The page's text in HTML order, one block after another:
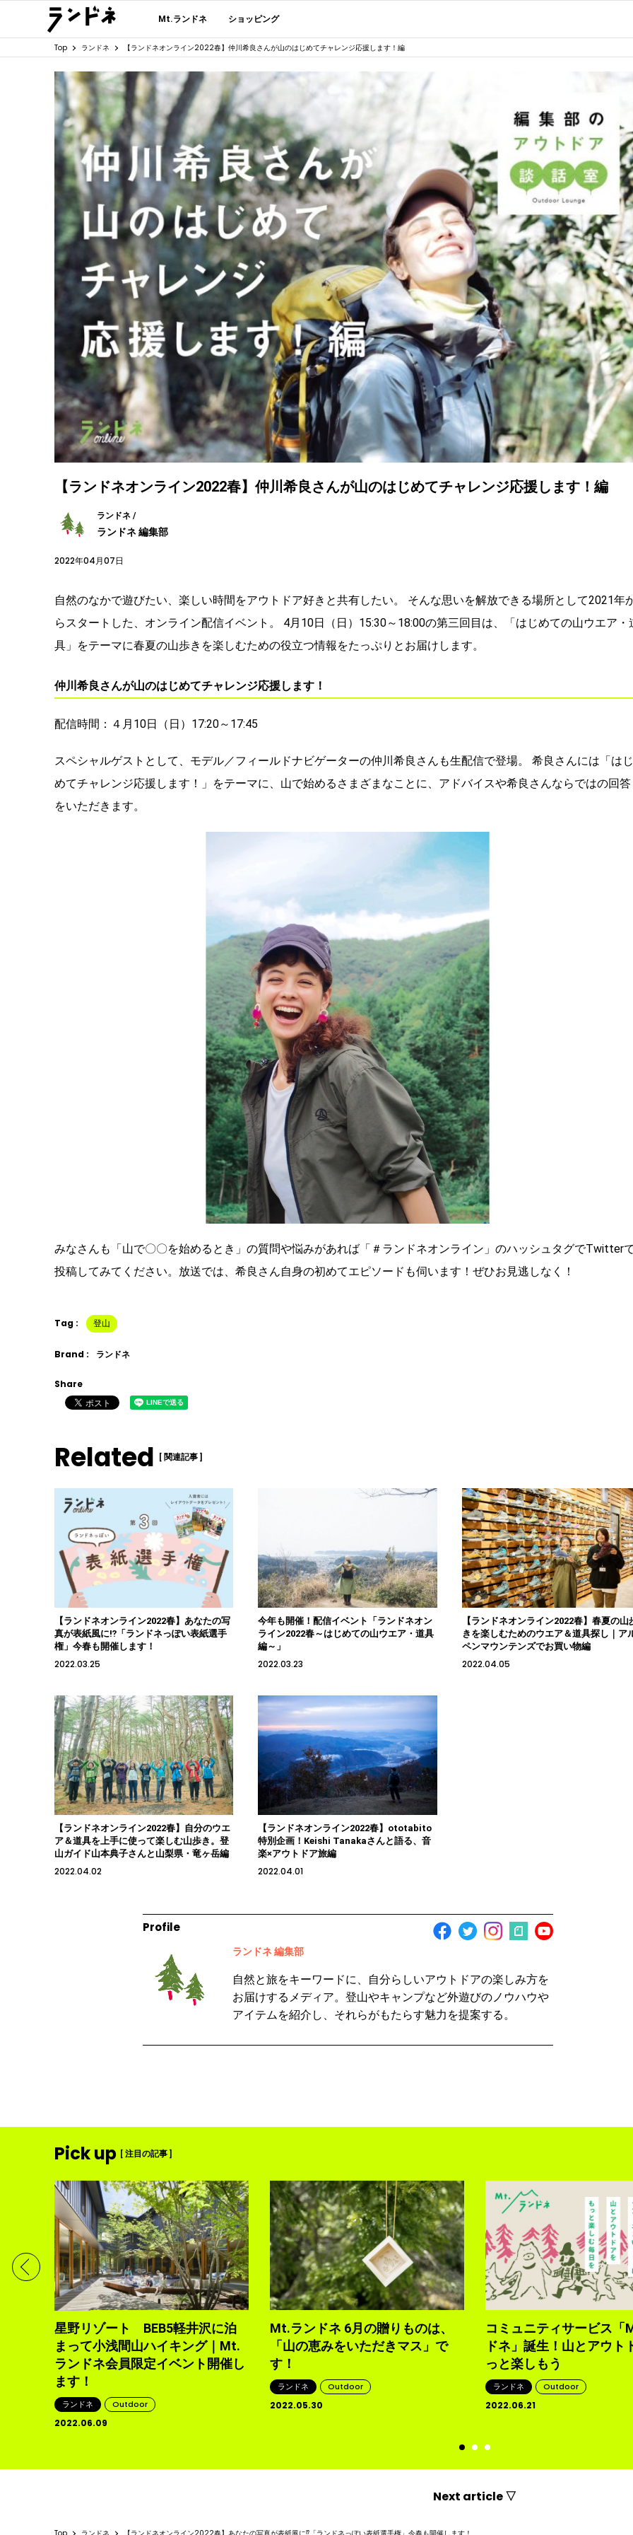
Mt.ランドネ ショッピング
Top ランドネ 【ランドネオンライン2022春】仲川希良さんが山のはじめてチャレンジ応援します！編
【ランドネオンライン2022春】仲川希良さんが山のはじめてチャレンジ応援します！編
ランドネ /
ランドネ 編集部
2022年04月07日
自然のなかで遊びたい、楽しい時間をアウトドア好きと共有したい。 そんな思いを解放できる場所として2021年
らスタートした、オンライン配信イベント。 4月10日（日）15:30～18:00の第三回目は、「はじめての山ウエア・
具」をテーマに春夏の山歩きを楽しむための役立つ情報をたっぷりとお届けします。
仲川希良さんが山のはじめてチャレンジ応援します！
配信時間：４月10日（日）17:20～17:45
スペシャルゲストとして、モデル／フィールドナビゲーターの仲川希良さんも生配信で登場。 希良さんには「はじ
めてチャレンジ応援します！」をテーマに、山で始めるさまざまなことに、アドバイスや希良さんならではの回答
をいただきます。
みなさんも「山で〇〇を始めるとき」の質問や悩みがあれば「＃ランドネオンライン」のハッシュタグでTwitter
投稿してみてください。放送では、希良さん自身の初めてエピソードも伺います！ぜひお見逃しなく！
Tag : 登山
Brand : ランドネ
Share
Related [ 関連記事 ]
【ランドネオンライン2022春】あなたの写
真が表紙風に⁉「ランドネっぽい表紙選手
権」今春も開催します！
2022.03.25
今年も開催！配信イベント「ランドネオン
ライン2022春～はじめての山ウエア・道具
編～」
2022.03.23
【ランドネオンライン2022春】春夏の山
きを楽しむためのウエア＆道具探し｜ア
ペンマウンテンズでお買い物編
2022.04.05
【ランドネオンライン2022春】自分のウエ
ア＆道具を上手に使って楽しむ山歩き。登
山ガイド山本典子さんと山梨県・竜ヶ岳編
2022.04.02
【ランドネオンライン2022春】ototabito
特別企画！Keishi Tanakaさんと語る、音
楽×アウトドア旅編
2022.04.01
Profile
ランドネ 編集部
自然と旅をキーワードに、自分らしいアウトドアの楽しみ方を
お届けするメディア。登山やキャンプなど外遊びのノウハウや
アイテムを紹介し、それらがもたらす魅力を提案する。
Pick up [ 注目の記事 ]
星野リゾート BEB5軽井沢に泊
まって小浅間山ハイキング｜Mt.
ランドネ会員限定イベント開催し
ます！
ランドネ Outdoor
2022.06.09
Mt.ランドネ 6月の贈りものは、
「山の恵みをいただきマス」で
す！
ランドネ Outdoor
2022.05.30
コミュニティサービス「
ドネ」誕生！山とアウト
っと楽しもう
ランドネ Outdoor
2022.06.21
Next article ▽